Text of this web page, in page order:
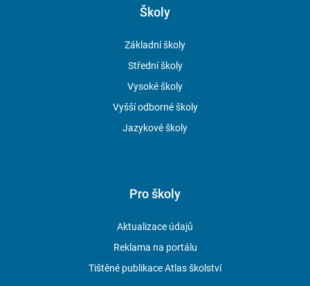
Školy
Základní školy
Střední školy
Vysoké školy
Vyšší odborné školy
Jazykové školy
Pro školy
Aktualizace údajů
Reklama na portálu
Tištěné publikace Atlas školství